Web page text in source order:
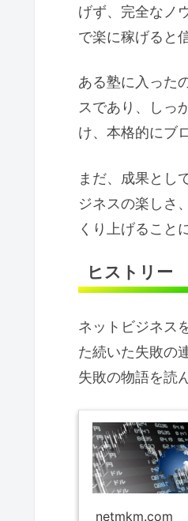
げず、完全なノ
で楽に稼げると
ある塾に入った
スであり、しっ
け、本格的にブ
まだ、成果とし
ジネスの楽しさ
くり上げること
ヒストリー
ネットビジネス
た続いた失敗の
失敗の物語を読
netmkm.com